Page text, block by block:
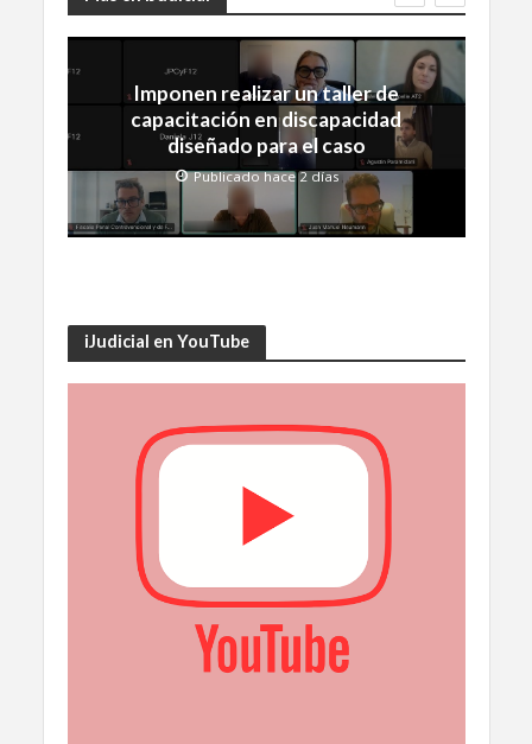
Imponen realizar un taller de
capacitación en discapacidad
diseñado para el caso
Publicado hace 2 días
iJudicial en YouTube